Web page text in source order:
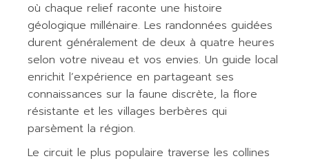
où chaque relief raconte une histoire
géologique millénaire. Les randonnées guidées
durent généralement de deux à quatre heures
selon votre niveau et vos envies. Un guide local
enrichit l’expérience en partageant ses
connaissances sur la faune discrète, la flore
résistante et les villages berbères qui
parsèment la région.
Le circuit le plus populaire traverse les collines